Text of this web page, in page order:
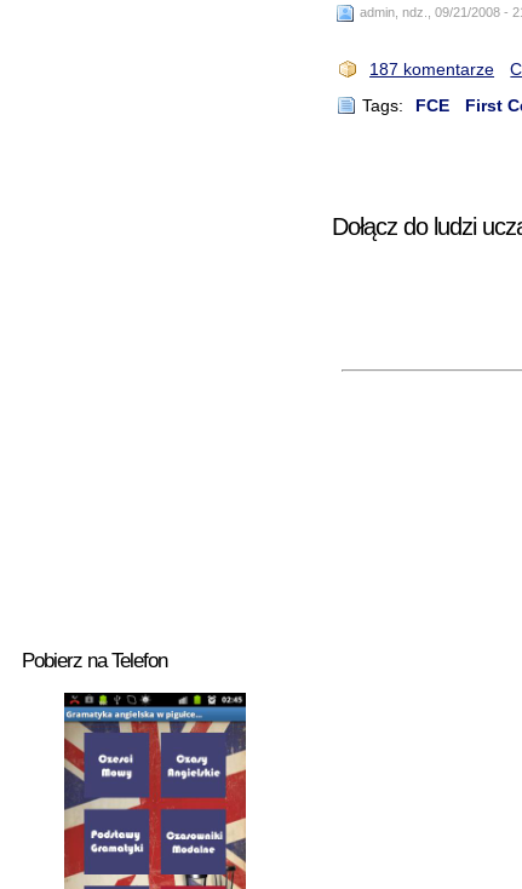
Pobierz na Telefon
admin, ndz., 09/21/2008 -
187 komentarze
Tags:
FCE First
Dołącz do ludzi